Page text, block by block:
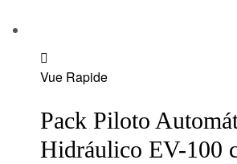
to
Vue Rapide
Pack Piloto
Hidráulico EV-100